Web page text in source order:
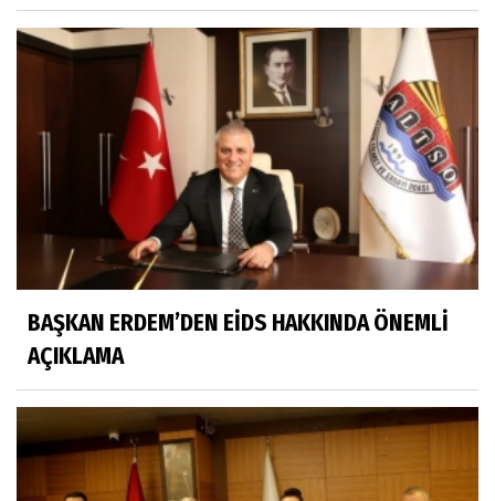
BAŞKAN ERDEM’DEN EİDS HAKKINDA ÖNEMLİ
AÇIKLAMA